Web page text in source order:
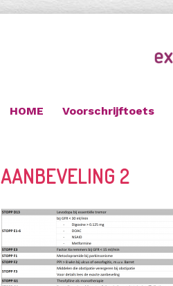
HOME Voorschrijftoets
AANBEVELING 2